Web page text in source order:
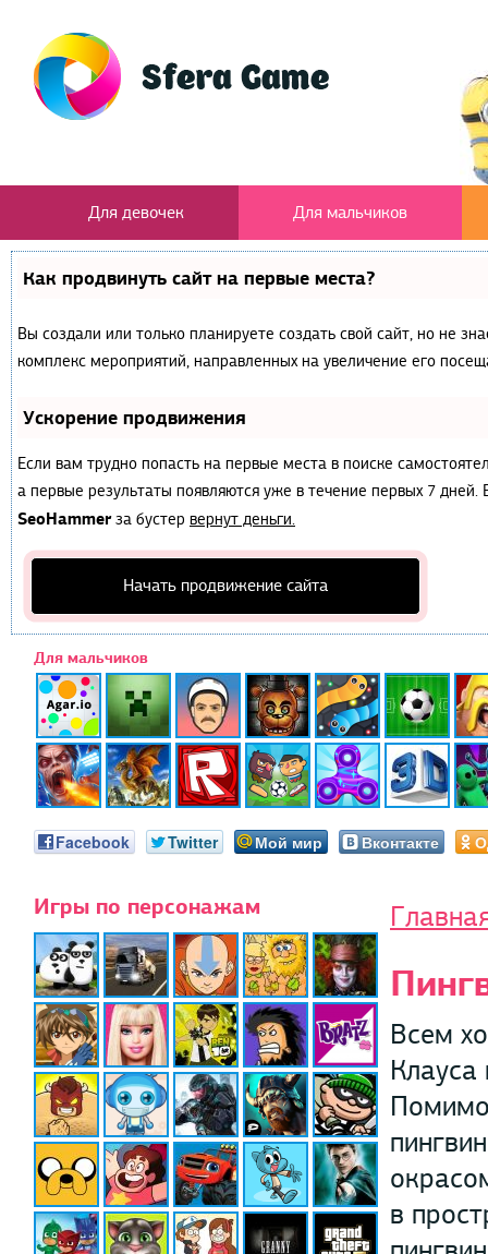
Для девочек Для мальчиков
Как продвинуть сайт на первые места?
Вы создали или только планируете создать свой сайт, но не
комплекс мероприятий, направленных на увеличение его
Ускорение продвижения
Если вам трудно попасть на первые места в поиске
а первые результаты появляются уже в течение первых 7
SeoHammerза бустер вернут деньги.
Начать продвижение сайта
Для мальчиков
Facebook Twitter Мой мир Вконтакте
Игры по персонажам
Всем
Клауса
в